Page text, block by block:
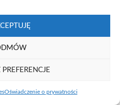
Oświadczenie o prywatności